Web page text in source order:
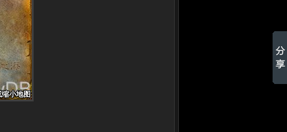
小地图
小地图
小地图
缩小地图
小地图
小地图
缩小地图
缩小地图
缩小地图